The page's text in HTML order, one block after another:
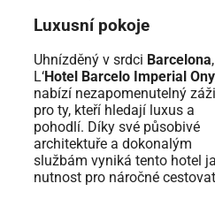
Luxusní pokoje
Uhnízděný v srdci Barcelona,
L‘Hotel Barcelo Imperial
nabízí nezapomenutelný
pro ty, kteří hledají luxus a
pohodlí. Díky své působivé
architektuře a dokonalým
službám vyniká tento hotel
nutnost pro náročné